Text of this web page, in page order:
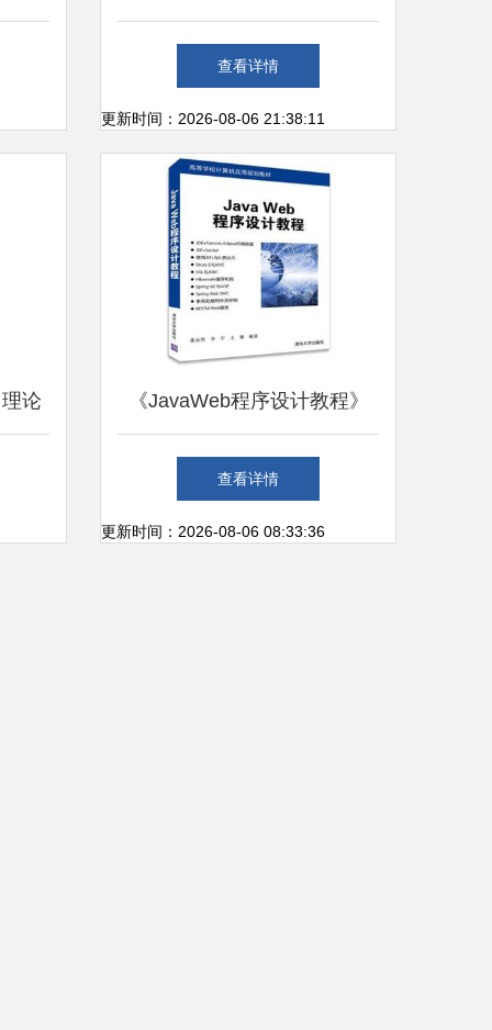
发
站设计与开发——计算机专业
毕业设计实践指南
查看详情
更新时间：2026-08-06 21:38:11
论 《JavaWeb程序设计教程》
高等学校计算机应用规划教材
的深度解读
查看详情
更新时间：2026-08-06 08:33:36